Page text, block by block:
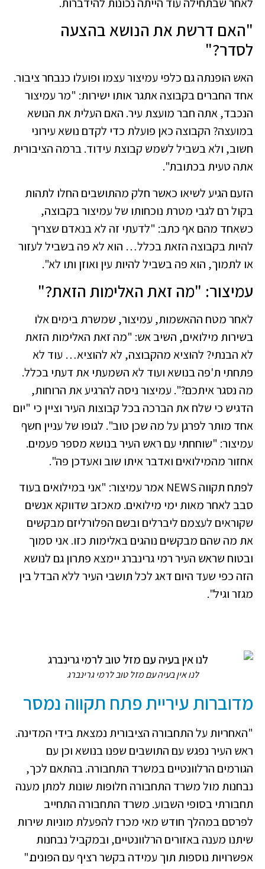
"האם דרשת את הנושא בהצעה
לסדר?"
האש הופנתה גם כלפי עמיצור עצמו ופועלו כנבחר ציבור.
אחד החברים בקבוצה אתגר אותו ישירות: "מר עמיצור
הנכבד, אתה חבר מועצת עיר. האם העלית את הנושא
במועצה? הקבוצה כאן פועלת כדי לקדם נושא עירוני
חשוב, ולא בשביל לשמש קבוצת עידוד. ברמה הציבורית
אתה טעית בכתובת".
הזעם הגיע לשיאו כאשר חלק מהתושבים החלו לתהות
בקול רם לגבי מטרת נוכחותו של עמיצור בקבוצה,
כשאחד מהם אף כתב: "לדעתי זה לא בנאדם שצריך
להיות בקבוצה הזאת בכלל… הוא לא פה בשביל לעזור
או לתמוך, הוא פה בשביל להיות עין ואוזן ותו לא".
עמיצור: "מה זאת האלימות הזאת?"
לאחר מטח ההאשמות, עמיצור, שמשרת בימים אלו
בשירות מילואים, השיב אש: "מה זאת האלימות הזאת
לא הבנתי? להוציא מהקבוצה, לא להוציא… עוד לא
פתחתי ת'פה בנושא ועוד לא השמעתי את דעתי בכלל.
מה נסגר איתכם?". עמיצור ניסה להרגיע את הרוחות,
הדגיש כי שלח את הברכה בכל קבוצות העיר וציין כי "יום
אחד מותר לפרגן על מה שכן טוב". לגופו של עניין חשף
עמיצור: "שוחחתי עם ראש העיר בנושא מספר פעמים.
אחזור מהמילואים ואדבר איתו שוב ואעדכן פה".
לפתח תקווה NEWS אמר עמיצור: "אני במילואים בעוד
סבב לאחר מאות ימי מילואים. מאכזב שדווקא אנשים
שקוראים לעצמם ליברלים ובשם הפלורליזם מבקשים
את מה שהם מבקשים נוהגים באלימות כזו. אני סמוך
ובטוח שראש העיר רמי גרינברג יימצא פתרון גם לנושא
הזה כפי שעד היום דאג לכל תושבי העיר ללא הבדל בין
מגזר וגיל".
לנו אין בעיה עם מזל טוב לרמי גרינברג
מדוברות עיריית פתח תקווה נמסר
"האחריות על התחבורה הציבורית נמצאת בידי המדינה.
ראש העיר נפגש עם התושבים שפנו בנושא וכן עם
הגורמים הרלוונטיים במשרד התחבורה. בהתאם לכך,
נבחנות מול משרד התחבורה חלופות שונות למתן מענה
תחבורתי בסופי השבוע. משרד התחבורה התחייב
לפרסם במהלך חודש מאי מכרז להפעלת מוניות שירות
שיתנו מענה באזורים הרלוונטיים, ובמקביל נבחנות
אפשרויות נוספות תוך עמידה בקשר רציף עם הפונים."